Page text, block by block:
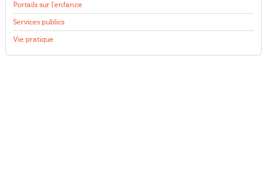
Portails sur l'enfance
Services publics
Vie pratique